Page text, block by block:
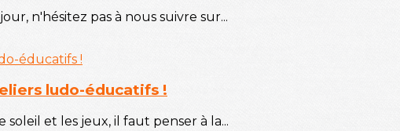
n'hésitez pas à nous suivre sur...
ludo-éducatifs !
et les jeux, il faut penser à la...